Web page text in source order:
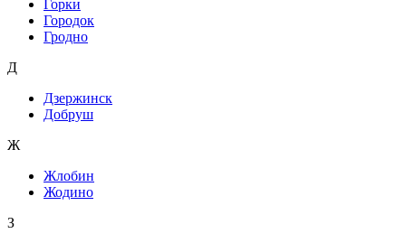
Горки
Городок
Гродно
Д
Дзержинск
Добруш
Ж
Жлобин
Жодино
З